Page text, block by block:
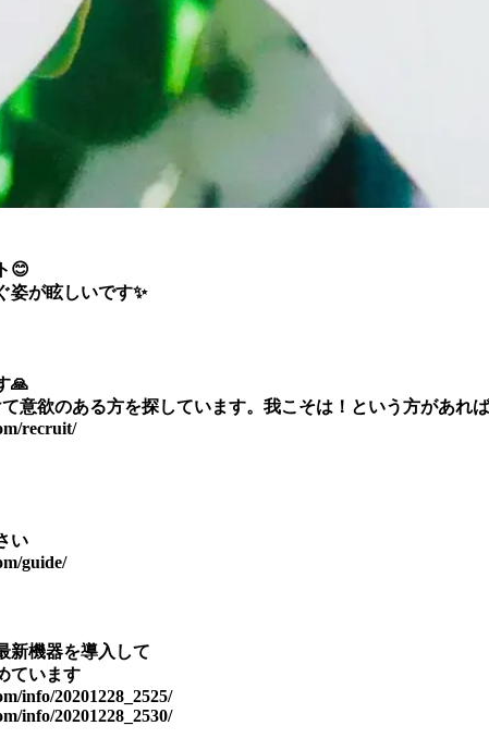
😊
姿が眩しいです✨
🙏
意欲のある方を探しています。我こそは！という方があれ
recruit/
い
guide/
新機器を導入して
ています
info/20201228_2525/
info/20201228_2530/